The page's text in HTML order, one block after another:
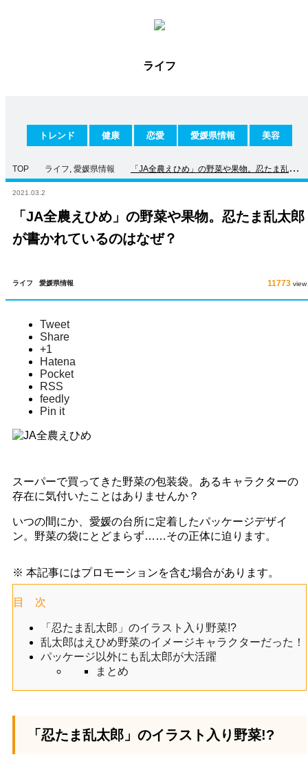
ライフ
トレンド 健康 恋愛 愛媛県情報 美容
TOP ライフ, 愛媛県情報
「JA全農えひめ」の野菜や果物。忍たま乱太郎
が書かれているのはなぜ？
2021.03.2
「JA全農えひめ」の野菜や果物。忍たま乱太郎
が書かれているのはなぜ？
ライフ 愛媛県情報 11773 view
Tweet
Share
+1
Hatena
Pocket
RSS
feedly
Pin it
スーパーで買ってきた野菜の包装袋。あるキャラクターの
存在に気付いたことはありませんか？
いつの間にか、愛媛の台所に定着したパッケージデザイ
ン。野菜の袋にとどまらず……その正体に迫ります。
※ 本記事にはプロモーションを含む場合があります。
目 次
「忍たま乱太郎」のイラスト入り野菜!?
乱太郎はえひめ野菜のイメージキャラクターだった！
パッケージ以外にも乱太郎が大活躍
まとめ
「忍たま乱太郎」のイラスト入り野菜!?